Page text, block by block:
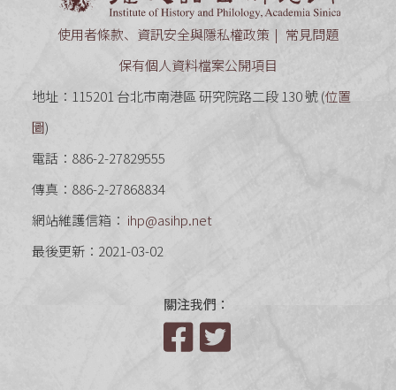
使用者條款、資訊安全與隱私權政策
常見問題
保有個人資料檔案公開項目
地址：115201 台北市南港區 研究院路二段 130 號 (位置
圖)
電話：886-2-27829555
傳真：886-2-27868834
網站維護信箱： ihp@asihp.net
最後更新：2021-03-02
關注我們：
Facebook